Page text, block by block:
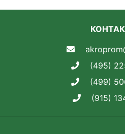
(495)
(499)
(915)